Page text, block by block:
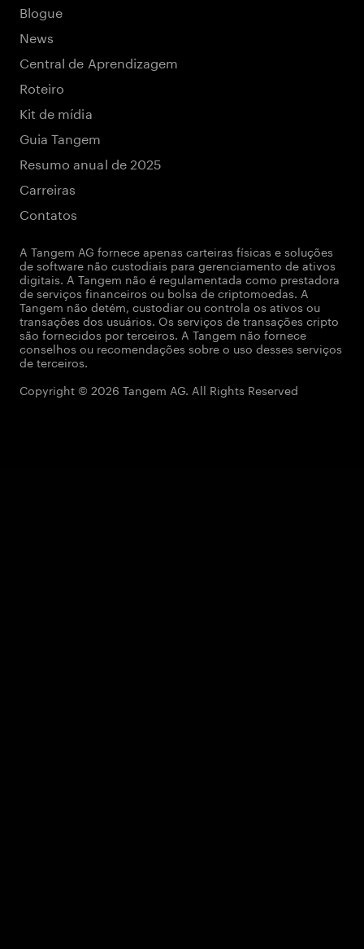
Blogue
News
Central de Aprendizagem
Roteiro
Kit de mídia
Guia Tangem
Resumo anual de 2025
Carreiras
Contatos
A Tangem AG fornece apenas carteiras físicas e soluções
de software não custodiais para gerenciamento de ativos
digitais. A Tangem não é regulamentada como prestadora
de serviços financeiros ou bolsa de criptomoedas. A
Tangem não detém, custodiar ou controla os ativos ou
transações dos usuários. Os serviços de transações cripto
são fornecidos por terceiros. A Tangem não fornece
conselhos ou recomendações sobre o uso desses serviços
de terceiros.